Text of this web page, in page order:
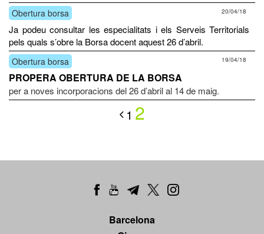
Obertura borsa 20/04/18
Ja podeu consultar les especialitats i els Serveis Territorials
pels quals s’obre la Borsa docent aquest 26 d’abril.
Obertura borsa 19/04/18
PROPERA OBERTURA DE LA BORSA
per a noves incorporacions del 26 d’abril al 14 de maig.
1 2
Barcelona